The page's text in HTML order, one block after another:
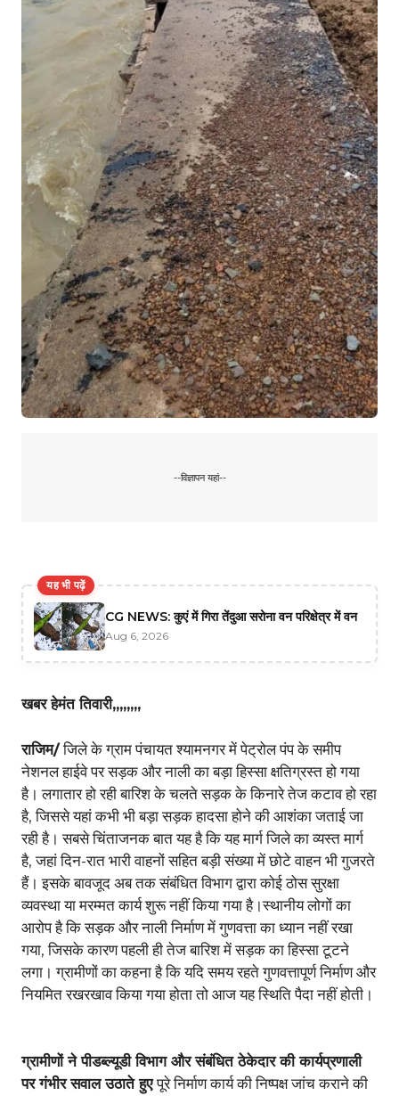
--विज्ञापन यहां--
यह भी पढ़ें
CG NEWS: कुएं में गिरा तेंदुआ सरोना वन परिक्षेत्र में वन
Aug 6, 2026
खबर हेमंत तिवारी,,,,,,,,
राजिम/जिले के ग्राम पंचायत श्यामनगर में पेट्रोल पंप के समीप
नेशनल हाईवे पर सड़क और नाली का बड़ा हिस्सा क्षतिग्रस्त हो गया
है। लगातार हो रही बारिश के चलते सड़क के किनारे तेज कटाव हो रहा
है, जिससे यहां कभी भी बड़ा सड़क हादसा होने की आशंका जताई जा
रही है। सबसे चिंताजनक बात यह है कि यह मार्ग जिले का व्यस्त मार्ग
है, जहां दिन-रात भारी वाहनों सहित बड़ी संख्या में छोटे वाहन भी गुजरते
हैं। इसके बावजूद अब तक संबंधित विभाग द्वारा कोई ठोस सुरक्षा
व्यवस्था या मरम्मत कार्य शुरू नहीं किया गया है।स्थानीय लोगों का
आरोप है कि सड़क और नाली निर्माण में गुणवत्ता का ध्यान नहीं रखा
गया, जिसके कारण पहली ही तेज बारिश में सड़क का हिस्सा टूटने
लगा। ग्रामीणों का कहना है कि यदि समय रहते गुणवत्तापूर्ण निर्माण और
नियमित रखरखाव किया गया होता तो आज यह स्थिति पैदा नहीं होती।
ग्रामीणों ने पीडब्ल्यूडी विभाग और संबंधित ठेकेदार की कार्यप्रणाली
पर गंभीर सवाल उठाते हुएपूरे निर्माण कार्य की निष्पक्ष जांच कराने की